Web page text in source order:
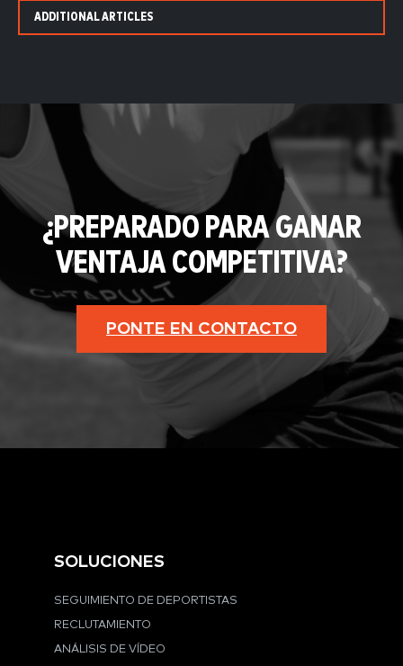
ADDITIONAL ARTICLES
¿PREPARADO PARA GANAR
VENTAJA COMPETITIVA?
PONTE EN CONTACTO
SOLUCIONES
SEGUIMIENTO DE DEPORTISTAS
RECLUTAMIENTO
ANÁLISIS DE VÍDEO